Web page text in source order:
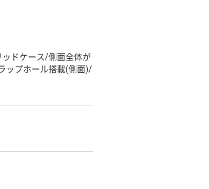
ッドケース/側面全体が
ップホール搭載(側面)/